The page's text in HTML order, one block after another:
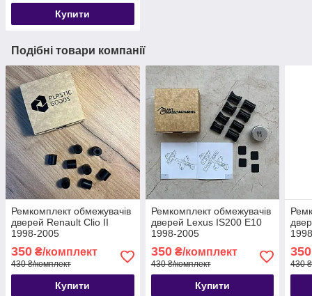
Купити
Подібні товари компанії
Ремкомплект обмежувачів
дверей Renault Clio II
1998-2005
350 ₴/комплект
430 ₴/комплект
Купити
Ремкомплект обмежувачів
дверей Lexus IS200 E10
1998-2005
350₴/комплект
430 ₴/комплект
Купити
350
430